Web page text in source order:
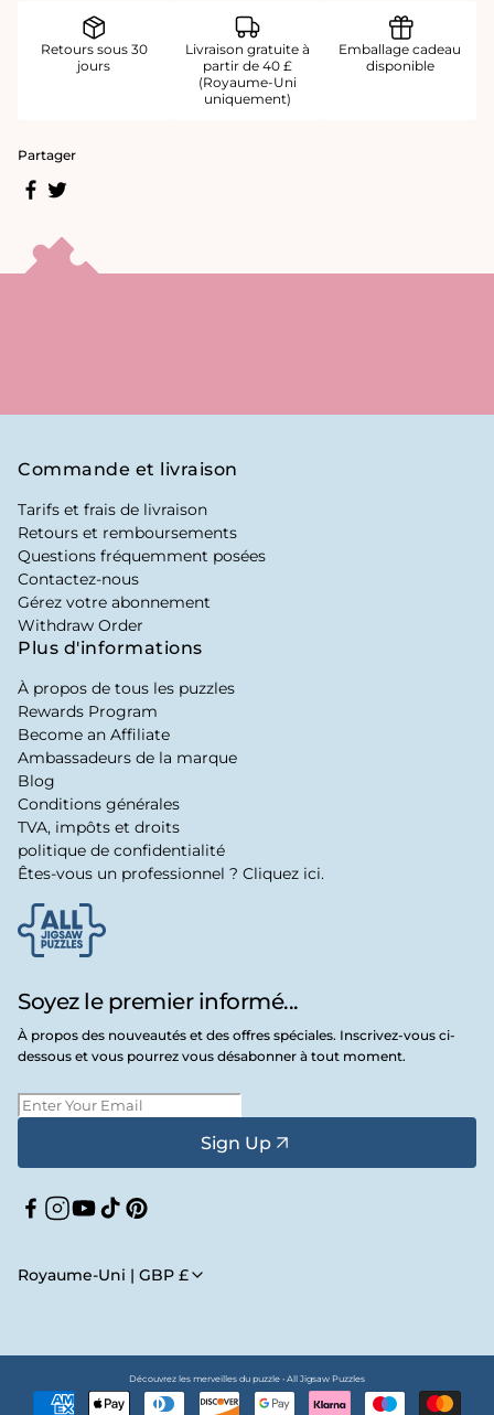
Retours sous 30
jours
Livraison gratuite à
partir de 40 £
(Royaume-Uni
uniquement)
Emballage cadeau
disponible
Partager
Soyez le premier informé...
À propos des nouveautés et des offres spéciales. Inscrivez-vous ci-
dessous et vous pourrez vous désabonner à tout moment.
Sign Up
Facebook
Instagram
YouTube
TikTokPinterest
Royaume-Uni | GBP £
Commande et livraison
Tarifs et frais de livraison
Retours et remboursements
Questions fréquemment posées
Contactez-nous
Gérez votre abonnement
Withdraw Order
Plus d'informations
À propos de tous les puzzles
Rewards Program
Become an Affiliate
Ambassadeurs de la marque
Blog
Conditions générales
TVA, impôts et droits
politique de confidentialité
Êtes-vous un professionnel ? Cliquez ici.
Découvrez les merveilles du puzzle • All Jigsaw Puzzles
paiement